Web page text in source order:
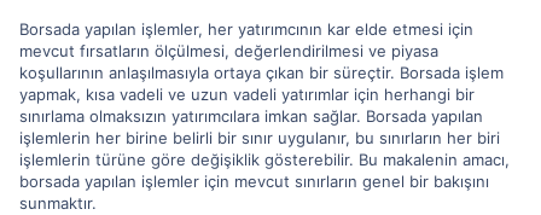
Borsada yapılan işlemler, her yatırımcının kar elde etmesi için
mevcut fırsatların ölçülmesi, değerlendirilmesi ve piyasa
koşullarının anlaşılmasıyla ortaya çıkan bir süreçtir. Borsada işlem
yapmak, kısa vadeli ve uzun vadeli yatırımlar için herhangi bir
sınırlama olmaksızın yatırımcılara imkan sağlar. Borsada yapılan
işlemlerin her birine belirli bir sınır uygulanır, bu sınırların her biri
işlemlerin türüne göre değişiklik gösterebilir. Bu makalenin amacı,
borsada yapılan işlemler için mevcut sınırların genel bir bakışını
sunmaktır.